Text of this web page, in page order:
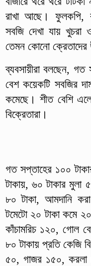
রাখা আছে। ফুলকপি,
সবজি দেখা যায় খুচরা
তেমন কোনো ক্রেতাদের
ব্যবসায়ীরা বলছেন,
বেশ কয়েকটি সবজির
কমেছে। শীত বেশি
বিক্রেতারা।
গত সপ্তাহের ১০০
টাকায়, ৬০ টাকার
৮০ টাকা, আমদানি
টমেটো ২০ টাকা কমে
কাঁচামরিচ ১২০, গোল
৮০ টাকায় প্রতি কেজি
৫০, গাজর ১৫০, করলা